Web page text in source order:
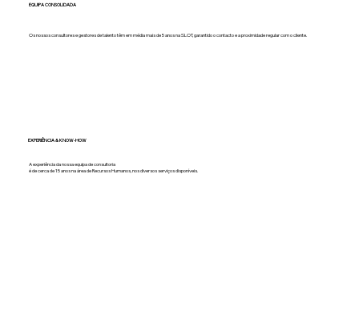
EXPERIÊNCIA & KNOW-HOW
EQUIPA CONSOLIDADA
A experiência da nossa equipa de consultoria
é de cerca de 15 anos na área de Recursos Humanos, nos diversos serviços disponíveis.
Os nossos consultores e gestores de talento têm em média mais de 5 anos na SLOT, garantido o contacto e a proximidade regular com o cliente.